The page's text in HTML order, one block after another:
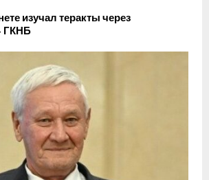
изучал теракты через
ГКНБ